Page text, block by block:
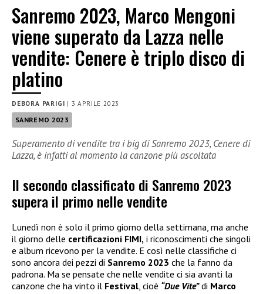
Sanremo 2023, Marco Mengoni
viene superato da Lazza nelle
vendite: Cenere è triplo disco di
platino
DEBORA PARIGI | 3 APRILE 2023
SANREMO 2023
Superamento di vendite tra i big di Sanremo 2023, Cenere di
Lazza, è infatti al momento la canzone più ascoltata
Il secondo classificato di Sanremo 2023
supera il primo nelle vendite
Lunedì non è solo il primo giorno della settimana, ma anche
il giorno delle certificazioni FIMI, i riconoscimenti che singoli
e album ricevono per la vendite. E così nelle classifiche ci
sono ancora dei pezzi di Sanremo 2023 che la fanno da
padrona. Ma se pensate che nelle vendite ci sia avanti la
canzone che ha vinto il Festival , cioè “Due Vite”di Marco